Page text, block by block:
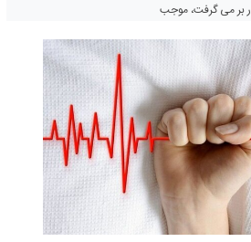
بر می گرفت، موجب